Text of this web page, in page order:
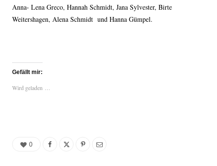
Anna- Lena Greco, Hannah Schmidt, Jana Sylvester, Birte
Weitershagen, Alena Schmidt und Hanna Gümpel.
Gefällt mir:
Wird geladen …
0